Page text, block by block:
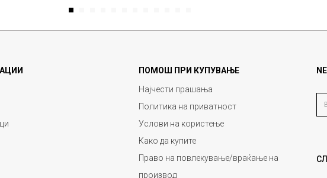
1
ПОМОШ ПРИ КУПУВАЊЕ
Најчести прашања
Политика на приватност
Услови на користење
Како да купите
Право на повлекување/враќање на
производ